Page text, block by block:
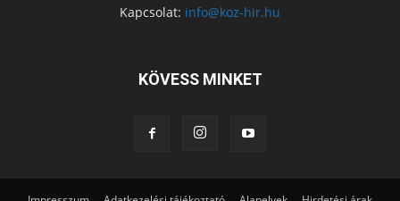
Kapcsolat: info@koz-hir.hu
KÖVESS MINKET